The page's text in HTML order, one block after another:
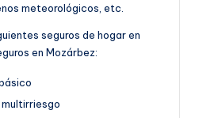
meteorológicos, etc.
seguros de hogar en
en Mozárbez:
multirriesgo